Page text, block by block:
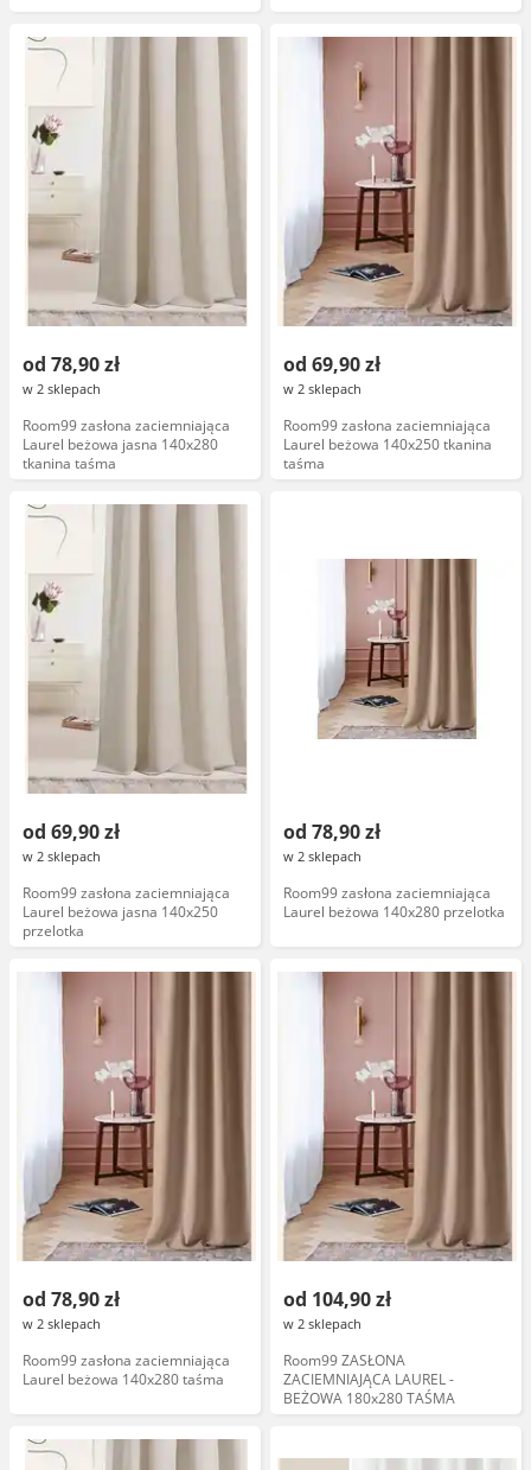
od 78,90 zł
w 2 sklepach
Room99 zasłona zaciemniająca
Laurel beżowa jasna 140x280
tkanina taśma
od 69,90 zł
w 2 sklepach
Room99 zasłona zaciemniająca
Laurel beżowa 140x250 tkanina
taśma
od 69,90 zł
w 2 sklepach
Room99 zasłona zaciemniająca
Laurel beżowa jasna 140x250
przelotka
od 78,90 zł
w 2 sklepach
Room99 zasłona zaciemniająca
Laurel beżowa 140x280 przelotka
od 78,90 zł
w 2 sklepach
Room99 zasłona zaciemniająca
Laurel beżowa 140x280 taśma
od 104,90 zł
w 2 sklepach
Room99 ZASŁONA
ZACIEMNIAJĄCA LAUREL -
BEŻOWA 180x280 TAŚMA